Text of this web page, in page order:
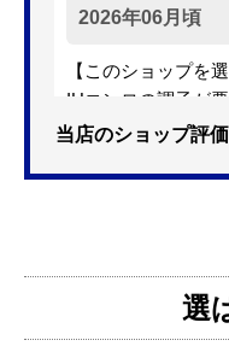
2026年06月頃
【このショップを
IHコンロの調子が
を探していました
は需要が少なく製
ろ、希望した製品
あったので購入い
当店のショップ評
選